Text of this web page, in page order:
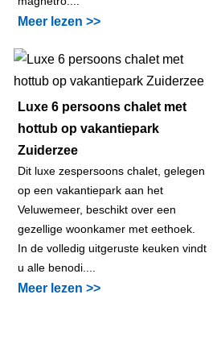
Meer lezen >>
Luxe 6 persoons chalet met
hottub op vakantiepark
Zuiderzee
Dit luxe zespersoons chalet, gelegen
op een vakantiepark aan het
Veluwemeer, beschikt over een
gezellige woonkamer met eethoek.
In de volledig uitgeruste keuken vindt
u alle benodi....
Meer lezen >>